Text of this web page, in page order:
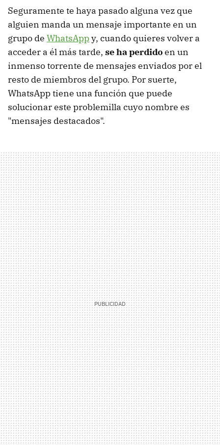
Seguramente te haya pasado alguna vez que
alguien manda un mensaje importante en un
grupo de WhatsAppy, cuando quieres volver a
acceder a él más tarde, se ha perdidoen un
inmenso torrente de mensajes enviados por el
resto de miembros del grupo. Por suerte,
WhatsApp tiene una función que puede
solucionar este problemilla cuyo nombre es
"mensajes destacados".